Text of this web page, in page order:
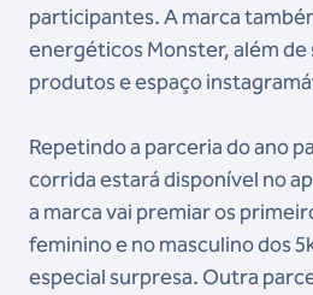
participantes. A marca
energéticos Monster, além de
produtos e espaço
Repetindo a parceria do ano
corrida estará disponível no
a marca vai premiar os
feminino e no masculino dos
especial surpresa. Outra